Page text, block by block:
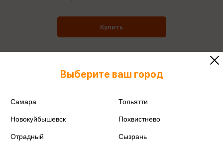
Купить
Выберите ваш город
Самара Тольятти
Новокуйбышевск Похвистнево
Отрадный Сызрань